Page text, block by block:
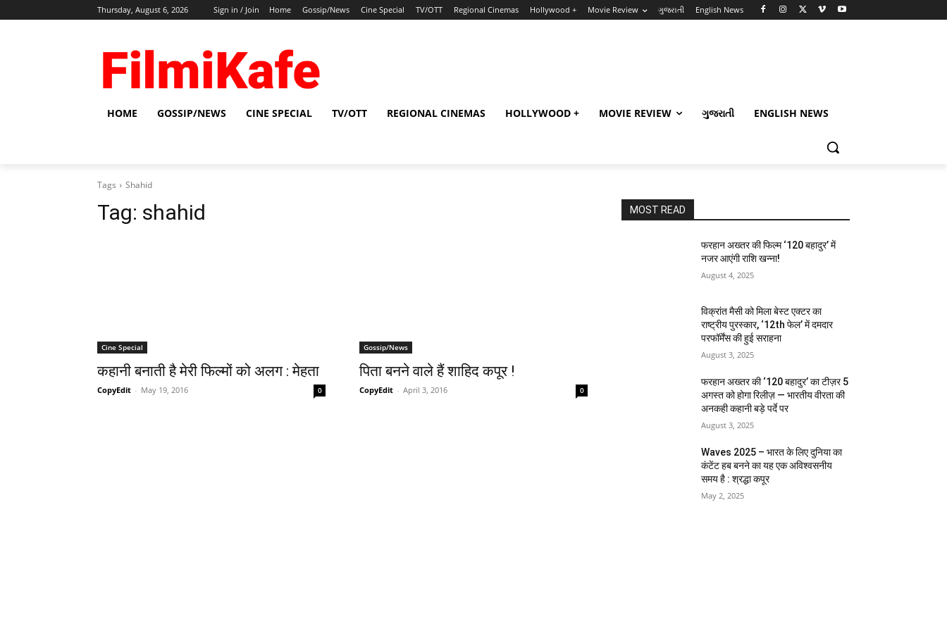
Thursday, August 6, 2026 Sign in / Join Home Gossip/News Cine Special TV/OTT Regional Cinemas Hollywood + Movie Review ગુજરાતી English News
HOME GOSSIP/NEWS CINE SPECIAL TV/OTT REGIONAL CINEMAS HOLLYWOOD + MOVIE REVIEW ગુજરાતી ENGLISH NEWS
Tags Shahid
Tag: shahid
Cine Special
कहानी बनाती है मेरी फिल्‍मों को अलग : मेहता
CopyEdit - May 19, 2016 0
Gossip/News
पिता बनने वाले हैं शाहिद कपूर !
CopyEdit - April 3, 2016 0
MOST READ
फरहान अख्तर की फिल्म ‘120 बहादुर’ में
नजर आएंगी राशि खन्ना!
August 4, 2025
विक्रांत मैसी को मिला बेस्ट एक्टर का
राष्ट्रीय पुरस्कार, ‘12th फेल’ में दमदार
परफॉर्मेंस की हुई सराहना
August 3, 2025
फरहान अख्तर की ‘120 बहादुर’ का टीज़र 5
अगस्त को होगा रिलीज़ — भारतीय वीरता की
अनकही कहानी बड़े पर्दे पर
August 3, 2025
Waves 2025 – भारत के लिए दुनिया का
कंटेंट हब बनने का यह एक अविश्वसनीय
समय है : श्रद्धा कपूर
May 2, 2025